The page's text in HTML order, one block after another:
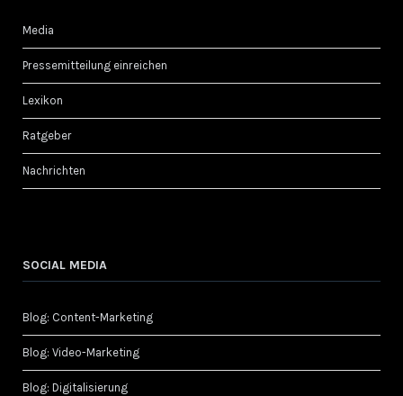
Media
Pressemitteilung einreichen
Lexikon
Ratgeber
Nachrichten
SOCIAL MEDIA
Blog: Content-Marketing
Blog: Video-Marketing
Blog: Digitalisierung